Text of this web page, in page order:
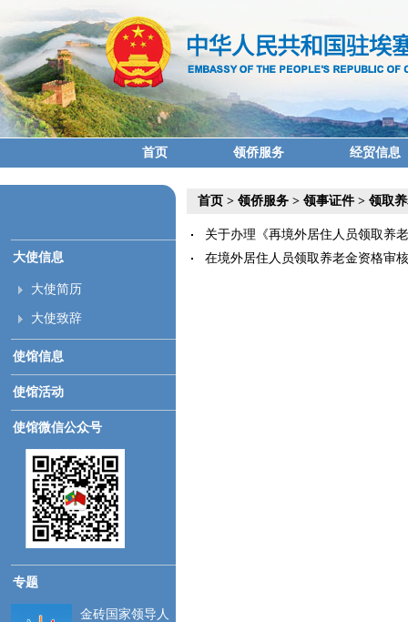
首页 领侨服务 经贸信息
大使信息
大使简历
大使致辞
使馆信息
使馆活动
使馆微信公众号
专题
金砖国家领导人
首页 > 领侨服务 > 领事证件 > 领取
关于办理《再境外居住人员领取养
在境外居住人员领取养老金资格审